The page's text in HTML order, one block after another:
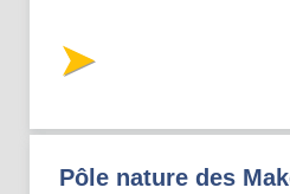
Pôle nature des